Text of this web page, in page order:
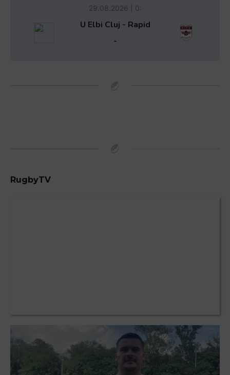
29.08.2026 | 0:
U Elbi Cluj - Rapid
-
RugbyTV